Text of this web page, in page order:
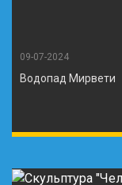
09-07-2024
Водопад Мирвети